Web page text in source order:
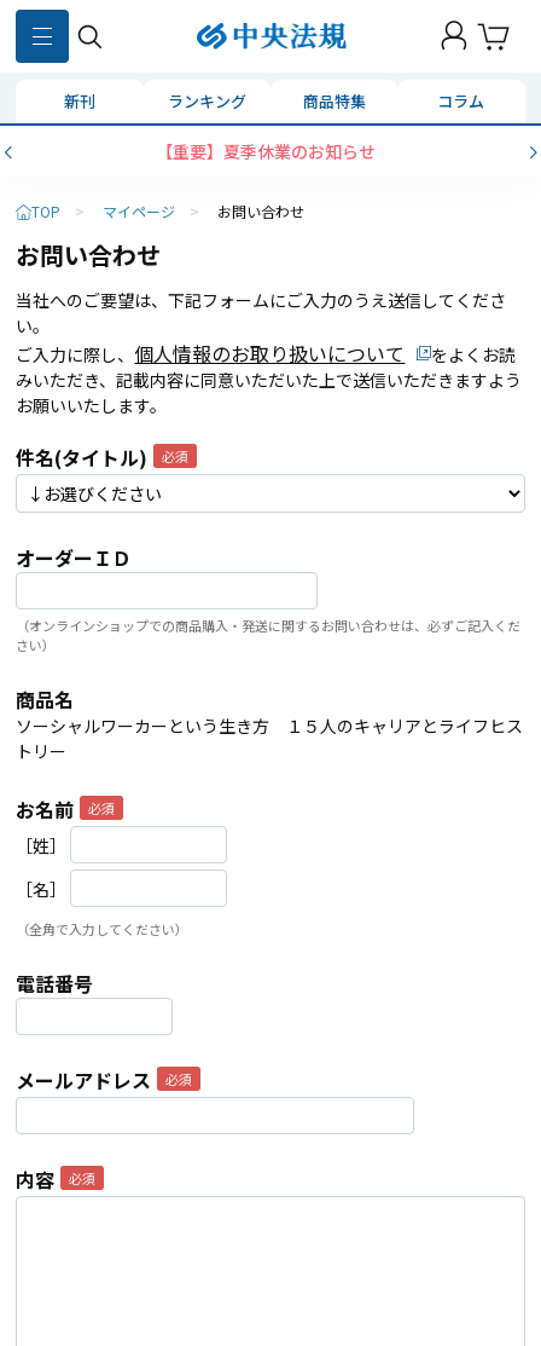
新刊 ランキング 商品特集 コラム
【重要】夏季休業のお知らせ
TOP > マイページ > お問い合わせ
お問い合わせ
当社へのご要望は、下記フォームにご入力のうえ送信してくださ
い。
ご入力に際し、 個人情報のお取り扱いについて
をよくお読
みいただき、記載内容に同意いただいた上で送信いただきますよう
お願いいたします。
件名(タイトル)
オーダーＩＤ
（オンラインショップでの商品購入・発送に関するお問い合わせは、必ずご記入くだ
さい）
商品名
ソーシャルワーカーという生き方 １５人のキャリアとライフヒス
トリー
お名前
［姓］
［名］
（全角で入力してください）
電話番号
メールアドレス
内容